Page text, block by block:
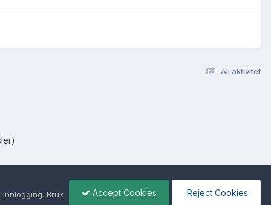
All aktivitet
Bruk
Accept Cookies Reject Cookies